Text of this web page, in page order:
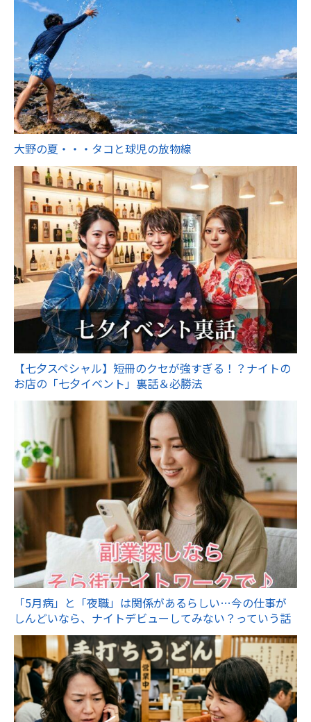
大野の夏・・・タコと球児の放物線
【七夕スペシャル】短冊のクセが強すぎる！？ナイトの
お店の「七夕イベント」裏話＆必勝法
「5月病」と「夜職」は関係があるらしい…今の仕事が
しんどいなら、ナイトデビューしてみない？っていう話